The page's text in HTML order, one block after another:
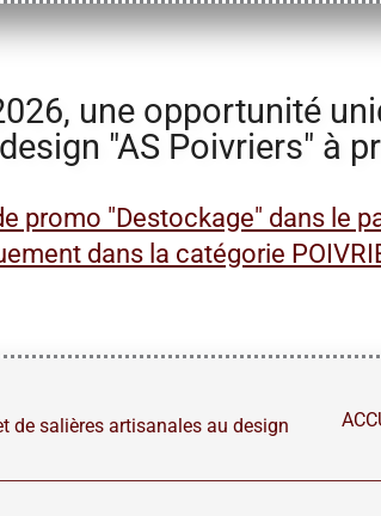
une opportunité
"AS Poivriers" à
promo "Destockage" dans le
dans la catégorie
de salières artisanales au design